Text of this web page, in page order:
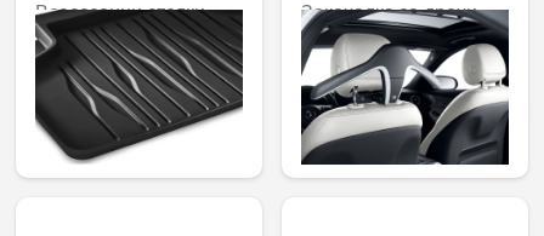
Всесезонни стелки
Dynamic Lines, задни,
комплект от 2
58,49 € /
114,39 лв.
Закачалка за дрехи
129,78 € /
253,83 лв.